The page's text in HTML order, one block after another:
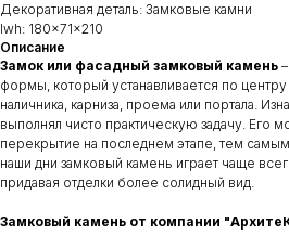
Декоративная деталь: Замковые камни
lwh: 180x71x210
Описание
Замок или фасадный замковый камень
формы, который устанавливается по
наличника, карниза, проема или портала.
выполнял чисто практическую задачу. Его
перекрытие на последнем этапе, тем
наши дни замковый камень играет чаще
придавая отделки более солидный вид.
Замковый камень от компании